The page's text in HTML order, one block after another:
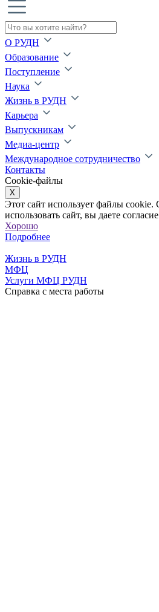
О РУДН
Образование
Поступление
Наука
Жизнь в РУДН
Карьера
Выпускникам
Медиа-центр
Международное сотрудничество
Контакты
Cookie-файлы
X
Этот сайт использует файлы
использовать сайт, вы даете
Хорошо
Подробнее
Жизнь в РУДН
МФЦ
Услуги МФЦ РУДН
Справка с места работы